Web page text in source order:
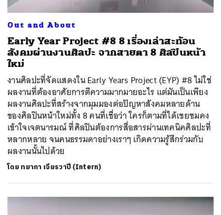
Out and About
Early Year Project #8 8 เรื่องเล่าสะท้อน
สังคมผ่านงานศิลปะ จากสายตา 8 ศิลปินหน้า
ใหม่
งานศิลปะที่จัดแสดงใน Early Years Project (EYP) #8 ไม่ใช่
ผลงานที่ต้องอาศัยการตีความมากมายอะไร แต่มันเป็นเพียง
ผลงานศิลปะที่สร้างจากมุมมองต่อปัญหาสังคมหลายด้าน
ของศิลปินหน้าใหม่ทั้ง 8 คนที่เชื่อว่า ใครก็ตามที่ได้เชยชมคง
เข้าใจเจตนารมณ์ ที่ศิลปินต้องการสื่อสารผ่านเทคนิคศิลปะที่
หลากหลาย จนคนธรรมดาอย่างเราๆ เกิดความรู้สึกร่วมกับ
ผลงานนั้นไปด้วย
โดย ทยาภา เจียรวาปี (Intern)